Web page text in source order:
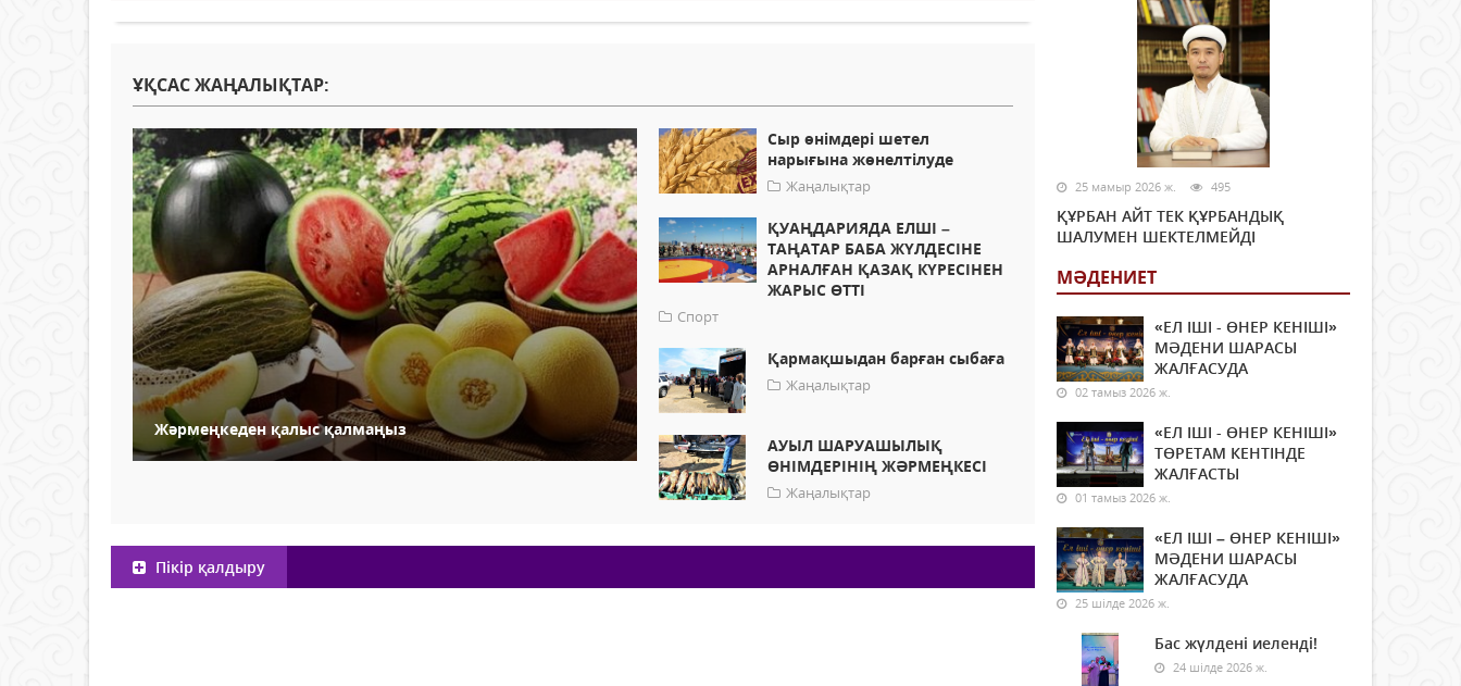
ҰҚСАС ЖАҢАЛЫҚТАР:
Жәрмеңкеден қалыс қалмаңыз
Сыр өнімдері шетел
нарығына жөнелтілуде
Жаңалықтар
ҚУАҢДАРИЯДА ЕЛШІ –
ТАҢАТАР БАБА ЖҮЛДЕСІНЕ
АРНАЛҒАН ҚАЗАҚ КҮРЕСІНЕН
ЖАРЫС ӨТТІ
Спорт
Қармақшыдан барған сыбаға
Жаңалықтар
АУЫЛ ШАРУАШЫЛЫҚ
ӨНІМДЕРІНІҢ ЖӘРМЕҢКЕСІ
Жаңалықтар
Пікір қалдыру
25 мамыр 2026 ж. 495
ҚҰРБАН АЙТ ТЕК ҚҰРБАНДЫҚ
ШАЛУМЕН ШЕКТЕЛМЕЙДІ
МӘДЕНИЕТ
«ЕЛ ІШІ - ӨНЕР КЕНІШІ»
МӘДЕНИ ШАРАСЫ
ЖАЛҒАСУДА
02 тамыз 2026 ж.
«ЕЛ ІШІ - ӨНЕР КЕНІШІ»
ТӨРЕТАМ КЕНТІНДЕ
ЖАЛҒАСТЫ
01 тамыз 2026 ж.
«ЕЛ ІШІ – ӨНЕР КЕНІШІ»
МӘДЕНИ ШАРАСЫ
ЖАЛҒАСУДА
25 шілде 2026 ж.
Бас жүлдені иеленді!
24 шілде 2026 ж.